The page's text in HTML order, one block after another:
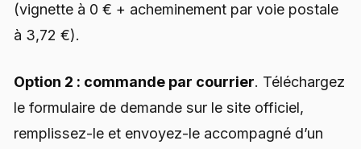
(vignette à 0 € + acheminement par voie postale
à 3,72 €).
Option 2 : commande par courrier. Téléchargez
le formulaire de demande sur le site officiel,
remplissez-le et envoyez-le accompagné d’un